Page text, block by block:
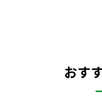
おす